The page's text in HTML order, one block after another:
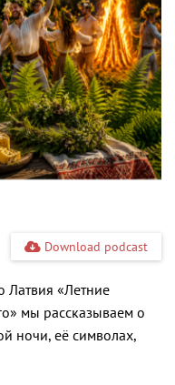
Download podcast
Латвия «Летние
мы рассказываем о
ночи, её символах,